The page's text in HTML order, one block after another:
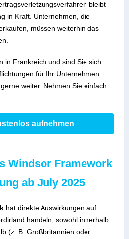
bleibt
in Kraft. Unternehmen, die
müssen weiterhin das
in Frankreich und sind Sie sich
für Ihr Unternehmen
weiter. Nehmen Sie einfach
aufnehmen
Windsor Framework
ab July 2025
hat direkte Auswirkungen auf
handeln, sowohl innerhalb
(z. B. Großbritannien oder